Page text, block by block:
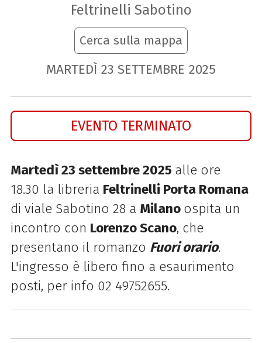
Feltrinelli Sabotino
Cerca sulla mappa
MARTEDÌ 23 SETTEMBRE 2025
EVENTO TERMINATO
Martedì 23 settembre 2025 alle ore
18.30 la libreria Feltrinelli Porta Romana
di viale Sabotino 28 a Milano ospita un
incontro con Lorenzo Scano, che
presentano il romanzo Fuori orario.
L'ingresso è libero fino a esaurimento
posti, per info 02 49752655.